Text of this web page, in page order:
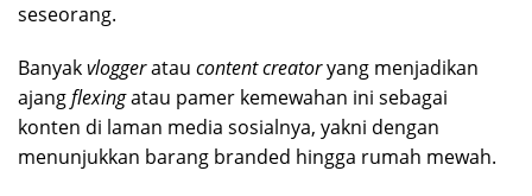
seseorang.
Banyakvloggeratau content creatoryang menjadikan
ajangflexingatau pamer kemewahan ini sebagai
konten di laman media sosialnya, yakni dengan
menunjukkan barang branded hingga rumah mewah.